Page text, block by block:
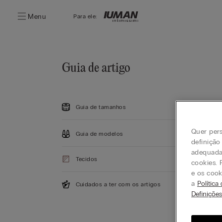
Menu Para ele:
Guia de artigo
Guia de tamanhos
Guia de modelos
Tecidos
Cuidados a ter com os artigos
Quer
cookies.
e os
a Política